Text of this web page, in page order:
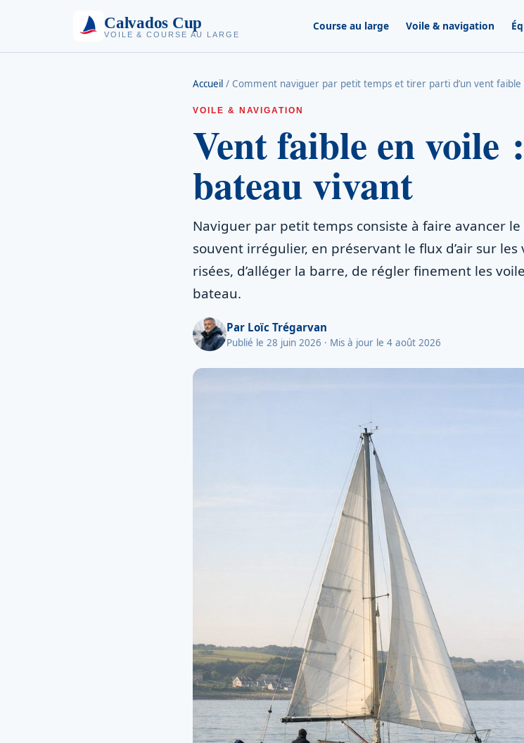
Calvados Cup
VOILE & COURSE AU LARGE
Course au large Voile & navigation
Accueil / Comment naviguer par petit temps et tirer parti d’un vent faible
VOILE & NAVIGATION
Vent faible en voile
bateau vivant
Naviguer par petit temps consiste à faire avancer
souvent irrégulier, en préservant le flux d’air sur les
risées, d’alléger la barre, de régler finement les
bateau.
Par Loïc Trégarvan
Publié le 28 juin 2026 · Mis à jour le 4 août 2026